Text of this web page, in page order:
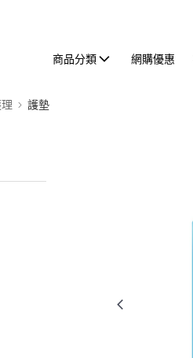
商品分類 網購優惠
護墊